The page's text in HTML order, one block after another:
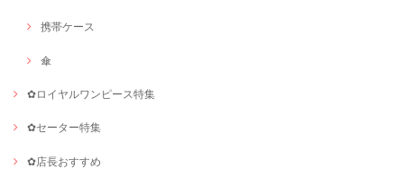
携帯ケース
傘
✿ロイヤルワンピース特集
✿セーター特集
✿店長おすすめ